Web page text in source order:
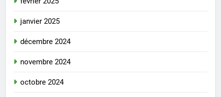
janvier 2025
décembre 2024
novembre 2024
octobre 2024